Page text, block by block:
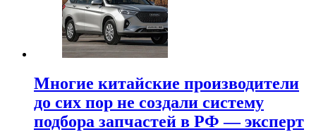
Многие китайские производители
до сих пор не создали систему
подбора запчастей в РФ — эксперт